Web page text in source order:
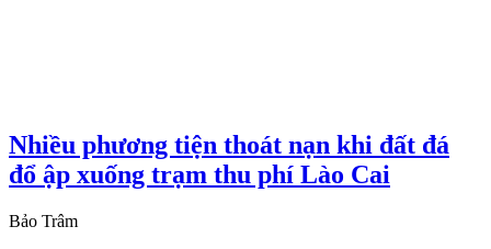
Nhiều phương tiện thoát nạn khi đất đá
đổ ập xuống trạm thu phí Lào Cai
Bảo Trâm